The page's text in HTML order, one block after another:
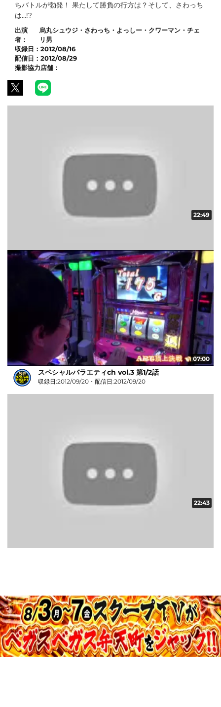
ちバトルが勃発！ 果たして勝負の行方は？そして、さわっち
は...!?
出演
者：
烏丸シュウジ・さわっち・よっしー・クワーマン・チェ
リ男
収録日： 2012/08/16
配信日： 2012/08/29
撮影協力店舗：
22:49
07:00
スペシャルバラエティch vol.3 第1/2話
収録日:2012/09/20・配信日:2012/09/20
22:43
JASRAC許諾第9015258001Y45038号
©Media Agency Inc.